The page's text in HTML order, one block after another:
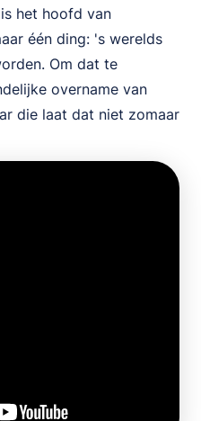
het hoofd van
één ding: 's werelds
Om dat te
overname van
die laat dat niet zomaar